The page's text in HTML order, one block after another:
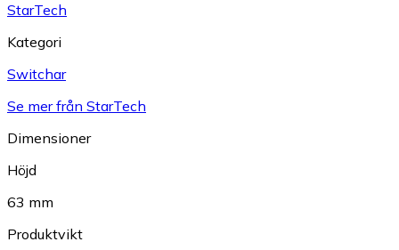
StarTech
Kategori
Switchar
Se mer från StarTech
Dimensioner
Höjd
63 mm
Produktvikt